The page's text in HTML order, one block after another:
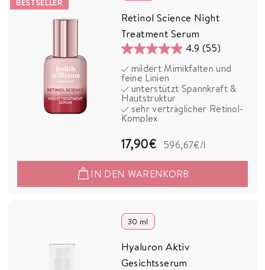
BESTSELLER
Retinol Science Night
Treatment Serum
4.9 (55)
4.9
von
5
Sternen.
55
mildert Mimikfalten und
feine Linien
unterstützt Spannkraft &
Hautstruktur
sehr verträglicher Retinol-
Komplex
17,90€1
7
,
596,67€/l
IN DEN WARENKORB
30 ml
Hyaluron Aktiv
Gesichtsserum